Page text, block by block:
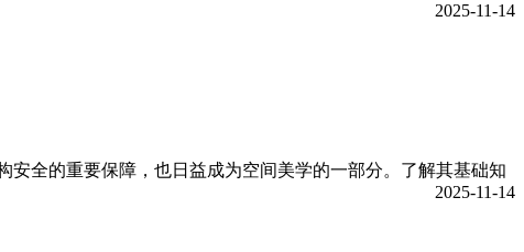
2025-11-14
全的重要保障，也日益成为空间美学的一部分。了解其基础知
2025-11-14